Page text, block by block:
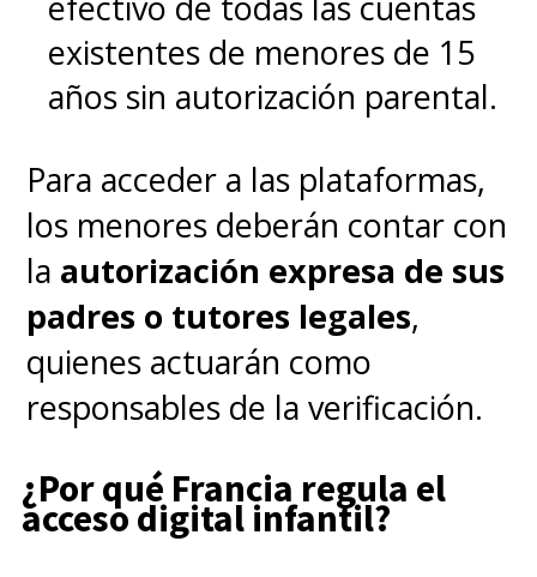
existentes de menores de 15
años sin autorización parental.
Para acceder a las plataformas,
los menores deberán contar con
la autorización expresa de sus
padres o tutores legales,
quienes actuarán como
responsables de la verificación.
¿Por qué Francia regula el
acceso digital infantil?